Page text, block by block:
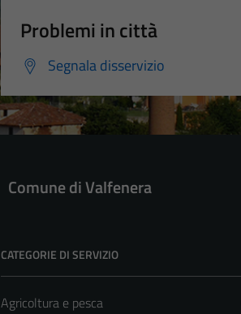
Problemi in città
Segnala disservizio
Comune di Valfenera
CATEGORIE DI SERVIZIO
Agricoltura e pesca